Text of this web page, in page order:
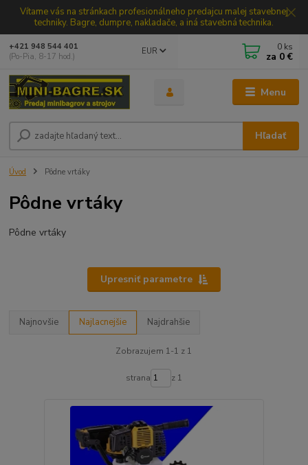
Vítame vás na stránkach profesionálneho predajcu malej stavebnej
techniky. Bagre, dumpre, nakladače, a iná stavebná technika.
Menu
EUR
Hľadať
+421 948 544 401
(Po-Pia, 8-17 hod.)
0 ks
za 0 €
Úvod Pôdne vrtáky
Pôdne vrtáky
Pôdne vrtáky
Upresniť parametre
Najnovšie Najlacnejšie Najdrahšie
Zobrazujem 1-1 z 1
strana z 1